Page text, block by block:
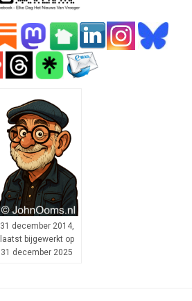
31 december 2014,
laatst bijgewerkt op
31 december 2025